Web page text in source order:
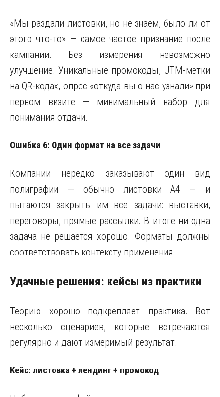
«Мы раздали листовки, но не знаем, было ли от
этого что-то» — самое частое признание после
кампании. Без измерения невозможно
улучшение. Уникальные промокоды, UTM-метки
на QR-кодах, опрос «откуда вы о нас узнали» при
первом визите — минимальный набор для
понимания отдачи.
Ошибка 6: Один формат на все задачи
Компании нередко заказывают один вид
полиграфии — обычно листовки А4 — и
пытаются закрыть им все задачи: выставки,
переговоры, прямые рассылки. В итоге ни одна
задача не решается хорошо. Форматы должны
соответствовать контексту применения.
Удачные решения: кейсы из практики
Теорию хорошо подкрепляет практика. Вот
несколько сценариев, которые встречаются
регулярно и дают измеримый результат.
Кейс: листовка + лендинг + промокод